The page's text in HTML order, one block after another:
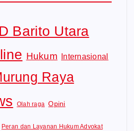
Barito Utara
Hukum Internasional
Raya
Olah raga Opini
Peran dan Layanan Hukum Advokat